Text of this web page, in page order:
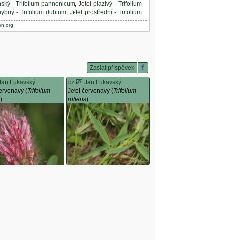
- Trifolium pannonicum,Jetel plazivý - Trifolium
- Trifolium dubium,Jetel prostřední - Trifolium
Trifolium squamosum,Jetel úzkolistý - Trifolium
Trifolium hybridum
Zaslat příspěvek
Lukavský
(Trifolium
)
cz
Jan Lukavský
Jetel červenavý (Trifolium
rubens)